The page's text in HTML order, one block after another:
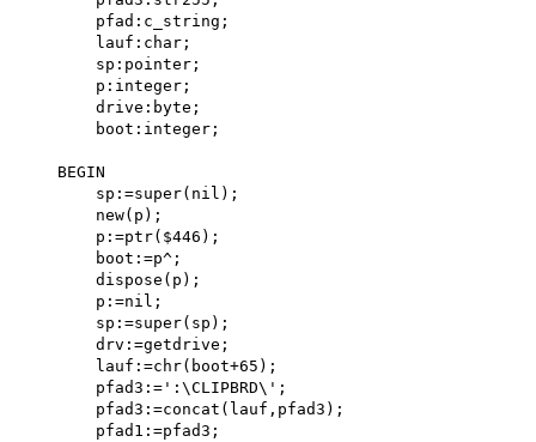
        pfad:c_string;
        lauf:char;
        sp:pointer;
        p:integer;
        drive:byte;
        boot:integer;
    BEGIN
        sp:=super(nil);
        new(p);
        p:=ptr($446);
        boot:=p^;
        dispose(p);
        p:=nil;
        sp:=super(sp);
        drv:=getdrive;
        lauf:=chr(boot+65);
        pfad3:=':\CLIPBRD\';
        pfad3:=concat(lauf,pfad3);
        pfad1:=pfad3;